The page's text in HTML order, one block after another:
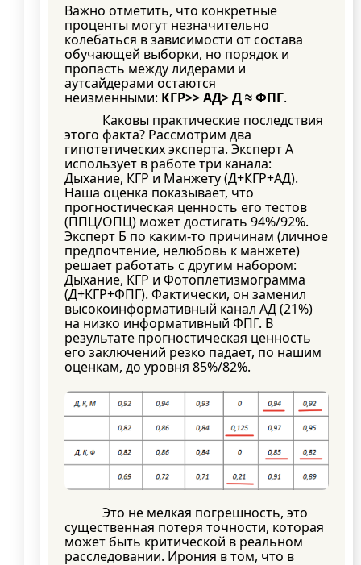
Важно отметить, что конкретные
проценты могут незначительно
колебаться в зависимости от состава
обучающей выборки, но порядок и
пропасть между лидерами и
аутсайдерами остаются
неизменными: КГР>> АД> Д ≈ ФПГ.
Каковы практические последствия
этого факта? Рассмотрим два
гипотетических эксперта. Эксперт А
использует в работе три канала:
Дыхание, КГР и Манжету (Д+КГР+АД).
Наша оценка показывает, что
прогностическая ценность его тестов
(ППЦ/ОПЦ) может достигать 94%/92%.
Эксперт Б по каким-то причинам (личное
предпочтение, нелюбовь к манжете)
решает работать с другим набором:
Дыхание, КГР и Фотоплетизмограмма
(Д+КГР+ФПГ). Фактически, он заменил
высокоинформативный канал АД (21%)
на низко информативный ФПГ. В
результате прогностическая ценность
его заключений резко падает, по нашим
оценкам, до уровня 85%/82%.
Это не мелкая погрешность, это
существенная потеря точности, которая
может быть критической в реальном
расследовании. Ирония в том, что в